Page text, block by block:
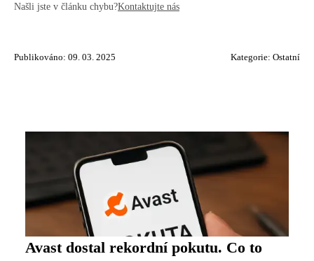
Našli jste v článku chybu?Kontaktujte nás
Publikováno: 09. 03. 2025 Kategorie: Ostatní
Avast dostal rekordní pokutu. Co to